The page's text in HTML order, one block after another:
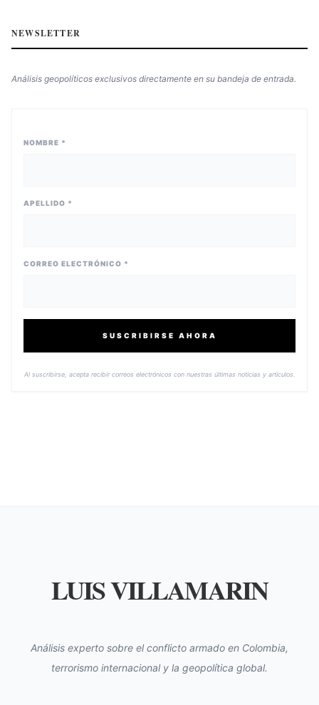
NEWSLETTER
Análisis geopolíticos exclusivos directamente en su bandeja de entrada.
NOMBRE *
APELLIDO *
CORREO ELECTRÓNICO *
SUSCRIBIRSE AHORA
Al suscribirse, acepta recibir correos electrónicos con nuestras últimas noticias y artículos.
LUIS VILLAMARIN
Análisis experto sobre el conflicto armado en Colombia,
terrorismo internacional y la geopolítica global.